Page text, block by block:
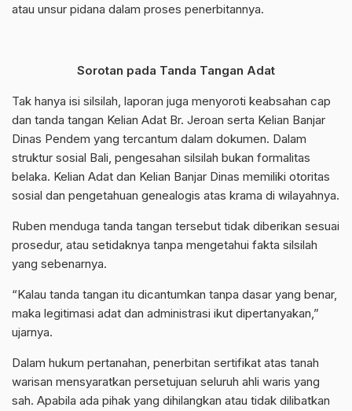
atau unsur pidana dalam proses penerbitannya.
Sorotan pada Tanda Tangan Adat
Tak hanya isi silsilah, laporan juga menyoroti keabsahan cap
dan tanda tangan Kelian Adat Br. Jeroan serta Kelian Banjar
Dinas Pendem yang tercantum dalam dokumen. Dalam
struktur sosial Bali, pengesahan silsilah bukan formalitas
belaka. Kelian Adat dan Kelian Banjar Dinas memiliki otoritas
sosial dan pengetahuan genealogis atas krama di wilayahnya.
Ruben menduga tanda tangan tersebut tidak diberikan sesuai
prosedur, atau setidaknya tanpa mengetahui fakta silsilah
yang sebenarnya.
“Kalau tanda tangan itu dicantumkan tanpa dasar yang benar,
maka legitimasi adat dan administrasi ikut dipertanyakan,”
ujarnya.
Dalam hukum pertanahan, penerbitan sertifikat atas tanah
warisan mensyaratkan persetujuan seluruh ahli waris yang
sah. Apabila ada pihak yang dihilangkan atau tidak dilibatkan